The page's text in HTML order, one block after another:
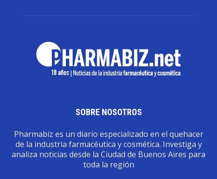
SOBRE NOSOTROS
Pharmabiz es un diario especializado en el quehacer
de la industria farmacéutica y cosmética. Investiga y
analiza noticias desde la Ciudad de Buenos Aires para
toda la región